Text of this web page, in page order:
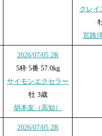
クレイ
宮路
2026/07/05 2R
5枠 5番 57.0kg
サイモンエクセラー
牡 3歳
胡本友（高知）
2026/07/05 2R